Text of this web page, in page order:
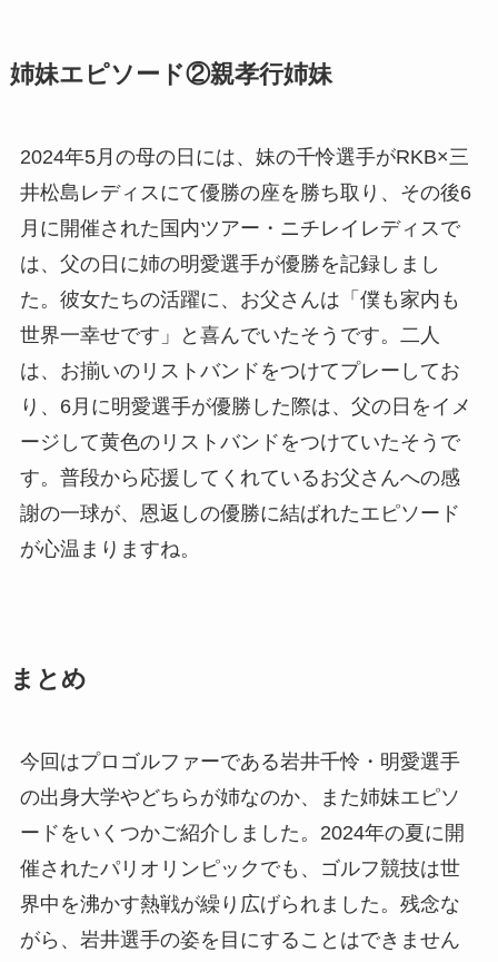
姉妹エピソード②親孝行姉妹
2024年5月の母の日には、妹の千怜選手がRKB×三
井松島レディスにて優勝の座を勝ち取り、その後6
月に開催された国内ツアー・ニチレイレディスで
は、父の日に姉の明愛選手が優勝を記録しまし
た。彼女たちの活躍に、お父さんは「僕も家内も
世界一幸せです」と喜んでいたそうです。二人
は、お揃いのリストバンドをつけてプレーしてお
り、6月に明愛選手が優勝した際は、父の日をイメ
ージして黄色のリストバンドをつけていたそうで
す。普段から応援してくれているお父さんへの感
謝の一球が、恩返しの優勝に結ばれたエピソード
が心温まりますね。
まとめ
今回はプロゴルファーである岩井千怜・明愛選手
の出身大学やどちらが姉なのか、また姉妹エピソ
ードをいくつかご紹介しました。2024年の夏に開
催されたパリオリンピックでも、ゴルフ競技は世
界中を沸かす熱戦が繰り広げられました。残念な
がら、岩井選手の姿を目にすることはできません